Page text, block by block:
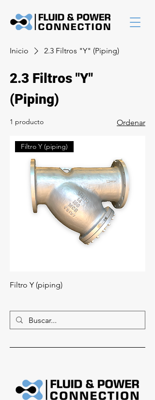
Inicio 2.3 Filtros "Y" (Piping)
2.3 Filtros "Y"
(Piping)
1 producto Ordenar
Filtro Y (piping)
Filtro Y (piping)